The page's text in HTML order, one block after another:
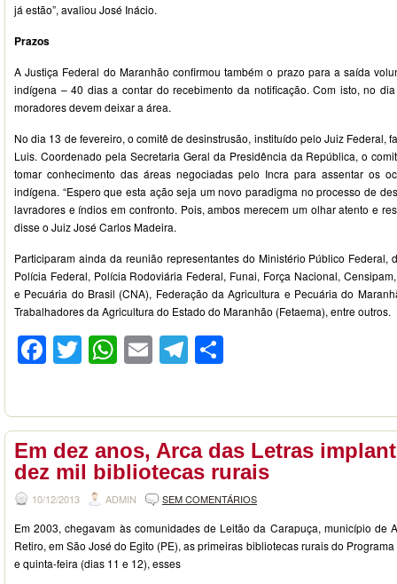
já estão”, avaliou José Inácio.
Prazos
A Justiça Federal do Maranhão confirmou também o prazo para a saída
indígena – 40 dias a contar do recebimento da notificação. Com isto, no
moradores devem deixar a área.
No dia 13 de fevereiro, o comitê de desinstrusão, instituído pelo Juiz Federal,
Luis. Coordenado pela Secretaria Geral da Presidência da República, o
tomar conhecimento das áreas negociadas pelo Incra para assentar os
indígena. “Espero que esta ação seja um novo paradigma no processo de
lavradores e índios em confronto. Pois, ambos merecem um olhar atento e
disse o Juiz José Carlos Madeira.
Participaram ainda da reunião representantes do Ministério Público Federal,
Polícia Federal, Polícia Rodoviária Federal, Funai, Força Nacional,
e Pecuária do Brasil (CNA), Federação da Agricultura e Pecuária do
Trabalhadores da Agricultura do Estado do Maranhão (Fetaema), entre outros.
Facebook
Twitter
WhatsApp
EmailTelegram
Em dez anos, Arca das Letras
dez mil bibliotecas rurais
10/12/2013 ADMIN SEM COMENTÁRIOS
Em 2003, chegavam às comunidades de Leitão da Carapuça, município de
Retiro, em São José do Egito (PE), as primeiras bibliotecas rurais do
e quinta-feira (dias 11 e 12), esses